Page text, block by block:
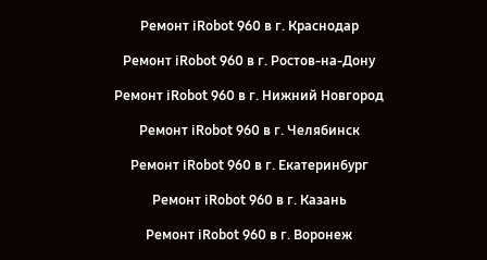
Ремонт iRobot 960 в г. Краснодар
Ремонт iRobot 960 в г. Ростов-на-Дону
Ремонт iRobot 960 в г. Нижний Новгород
Ремонт iRobot 960 в г. Челябинск
Ремонт iRobot 960 в г. Екатеринбург
Ремонт iRobot 960 в г. Казань
Ремонт iRobot 960 в г. Воронеж